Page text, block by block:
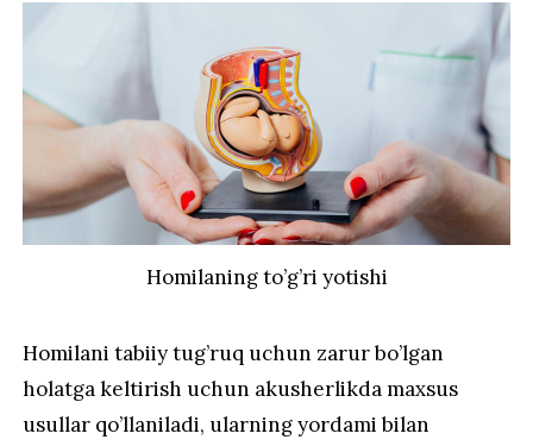
Homilaning to’g’ri yotishi
Homilani tabiiy tug’ruq uchun zarur bo’lgan
holatga keltirish uchun akusherlikda maxsus
usullar qo’llaniladi, ularning yordami bilan